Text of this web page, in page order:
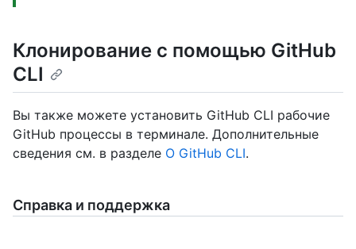
Клонирование с помощью GitHub
CLI
Вы также можете установить GitHub CLI рабочие
GitHub процессы в терминале. Дополнительные
сведения см. в разделе О GitHub CLI.
Справка и поддержка